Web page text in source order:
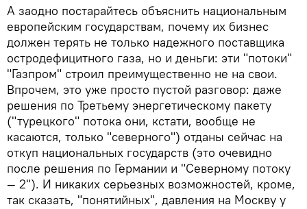
А заодно постарайтесь объяснить национальным
европейским государствам, почему их бизнес
должен терять не только надежного поставщика
остродефицитного газа, но и деньги: эти "потоки"
"Газпром" строил преимущественно не на свои.
Впрочем, это уже просто пустой разговор: даже
решения по Третьему энергетическому пакету
("турецкого" потока они, кстати, вообще не
касаются, только "северного") отданы сейчас на
откуп национальных государств (это очевидно
после решения по Германии и "Северному потоку
— 2"). И никаких серьезных возможностей, кроме,
так сказать, "понятийных", давления на Москву у